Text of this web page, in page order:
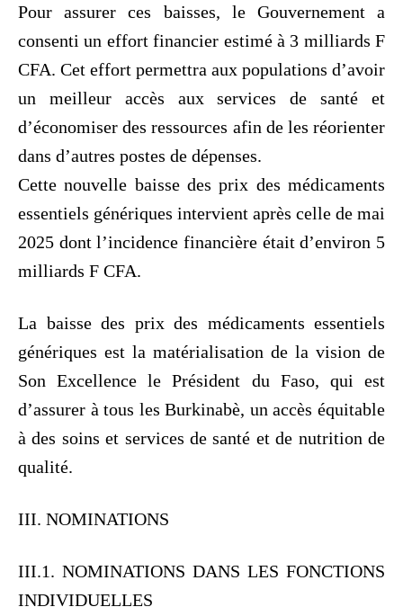
Pour assurer ces baisses, le Gouvernement a
consenti un effort financier estimé à 3 milliards F
CFA. Cet effort permettra aux populations d’avoir
un meilleur accès aux services de santé et
d’économiser des ressources afin de les réorienter
dans d’autres postes de dépenses.
Cette nouvelle baisse des prix des médicaments
essentiels génériques intervient après celle de mai
2025 dont l’incidence financière était d’environ 5
milliards F CFA.
La baisse des prix des médicaments essentiels
génériques est la matérialisation de la vision de
Son Excellence le Président du Faso, qui est
d’assurer à tous les Burkinabè, un accès équitable
à des soins et services de santé et de nutrition de
qualité.
III. NOMINATIONS
III.1. NOMINATIONS DANS LES FONCTIONS
INDIVIDUELLES